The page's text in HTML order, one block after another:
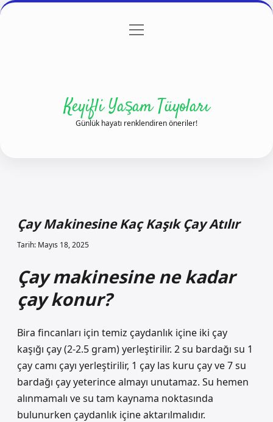
Gizlilik Politikası
menüyü
Keyifli Yaşam Tüyoları
Günlük hayatı renklendiren öneriler!
Çay Makinesine Kaç Kaşık Çay Atılır
Tarih: Mayıs 18, 2025
Çay makinesine ne kadar
çay konur?
Bira fincanları için temiz çaydanlık içine iki çay
kaşığı çay (2-2.5 gram) yerleştirilir. 2 su bardağı su 1
çay camı çayı yerleştirilir, 1 çay las kuru çay ve 7 su
bardağı çay yeterince almayı unutamaz. Su hemen
alınmamalı ve su tam kaynama noktasında
bulunurken çaydanlık içine aktarılmalıdır.